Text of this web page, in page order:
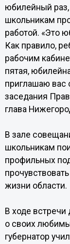
юбилейный
школьникам
работой. «Это
Как правило,
рабочим
пятая,
приглашаю вас
заседания
глава
В зале
школьникам
профильных
жизни области.
В ходе
о своих
губернатор